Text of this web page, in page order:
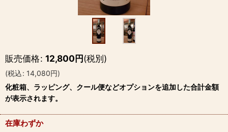
販売価格: 12,800円(税別)
(税込: 14,080円)
化粧箱、ラッピング、クール便などオプションを追加した合計金額
が表示されます。
在庫わずか